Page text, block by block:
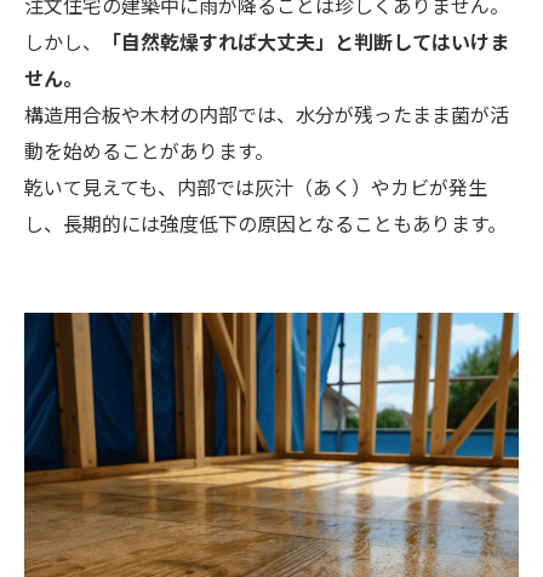
しかし、
「自然乾燥すれば大丈夫」と判断してはいけま
せん。
構造用合板や木材の内部では、水分が残ったまま菌が活
動を始めることがあります。
乾いて見えても、内部では灰汁（あく）やカビが発生
し、長期的には強度低下の原因となることもあります。